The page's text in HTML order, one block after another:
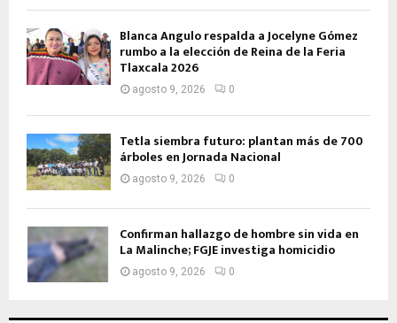
Blanca Angulo respalda a Jocelyne Gómez
rumbo a la elección de Reina de la Feria
Tlaxcala 2026
agosto 9, 2026 0
Tetla siembra futuro: plantan más de 700
árboles en Jornada Nacional
agosto 9, 2026 0
Confirman hallazgo de hombre sin vida en
La Malinche; FGJE investiga homicidio
agosto 9, 2026 0